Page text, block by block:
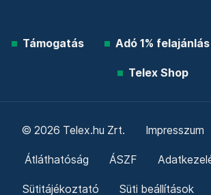
Támogatás Adó 1% felajánlás
Telex Shop
© 2026 Telex.hu Zrt. Impresszum
Átláthatóság ÁSZF
Sütitájékoztató Süti beállítások